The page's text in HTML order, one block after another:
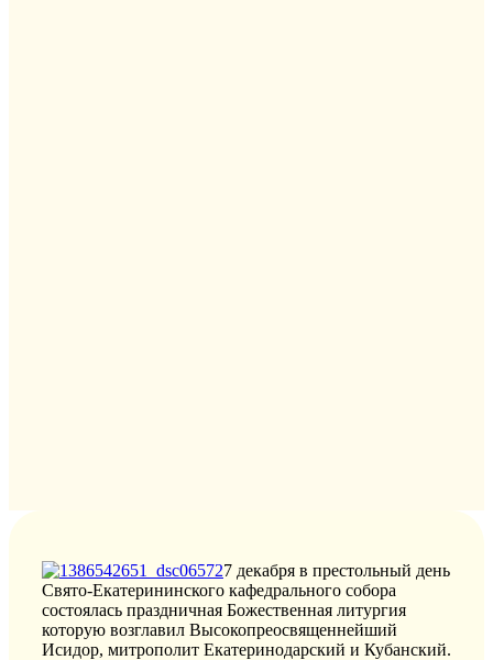
7 декабря в престольный день
Свято-Екатерининского кафедрального собора
состоялась праздничная Божественная литургия
которую возглавил Высокопреосвященнейший
Исидор, митрополит Екатеринодарский и Кубанский.